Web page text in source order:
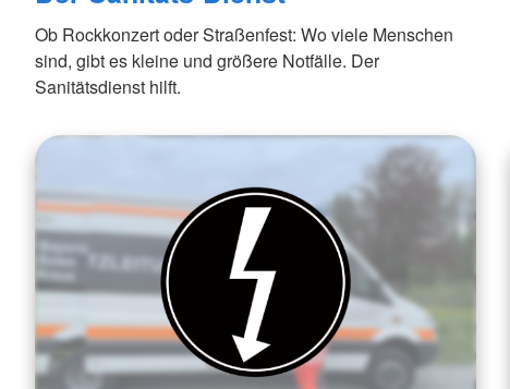
Ob Rockkonzert oder Straßenfest: Wo viele Menschen
sind, gibt es kleine und größere Notfälle. Der
Sanitätsdienst hilft.